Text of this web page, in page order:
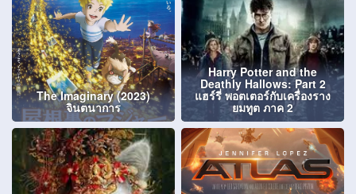
The Imaginary (2023)
จินตนาการ
Harry Potter and the
Deathly Hallows: Part 2
แฮร์รี่ พอตเตอร์กับเครื่องราง
ยมทูต ภาค 2